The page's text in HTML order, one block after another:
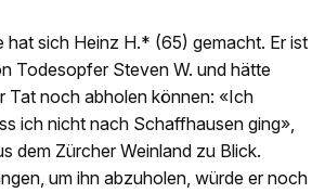
hat sich Heinz H.* (65) gemacht. Er ist
Todesopfer Steven W. und hätte
Tat noch abholen können: «Ich
ich nicht nach Schaffhausen ging»,
dem Zürcher Weinland zu Blick.
um ihn abzuholen, würde er noch